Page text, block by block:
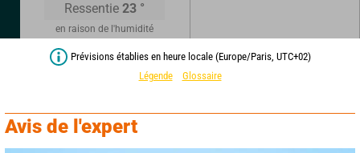
Ressentie 23 °
en raison de l'humidité
Prévisions établies en heure locale (Europe/Paris, UTC+02)
Légende
Glossaire
Avis de l'expert